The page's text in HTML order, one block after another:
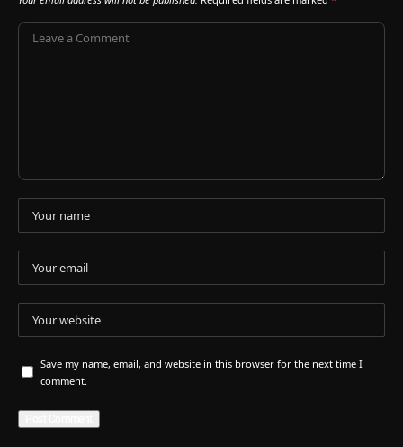
Save my name, email, and website in this browser for the next time I
comment.